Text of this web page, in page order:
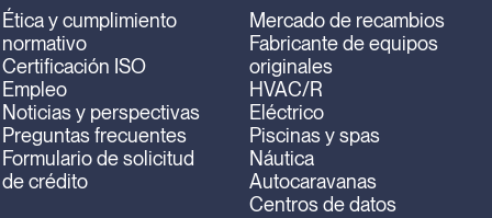
Ética y cumplimiento
normativo
Certificación ISO
Empleo
Noticias y perspectivas
Preguntas frecuentes
Formulario de solicitud
de crédito
Mercado de recambios
Fabricante de equipos
originales
HVAC/R
Eléctrico
Piscinas y spas
Náutica
Autocaravanas
Centros de datos